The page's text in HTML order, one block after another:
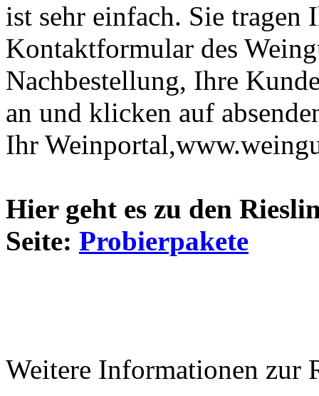
ist sehr einfach. Sie tragen
Kontaktformular des
Nachbestellung, Ihre
an und klicken auf
Ihr
Hier geht es zu den
Seite: Probierpakete
Weitere Informationen zur